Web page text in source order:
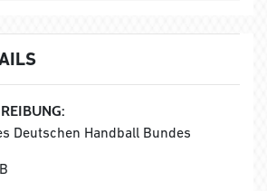
Deutschen Handball Bundes